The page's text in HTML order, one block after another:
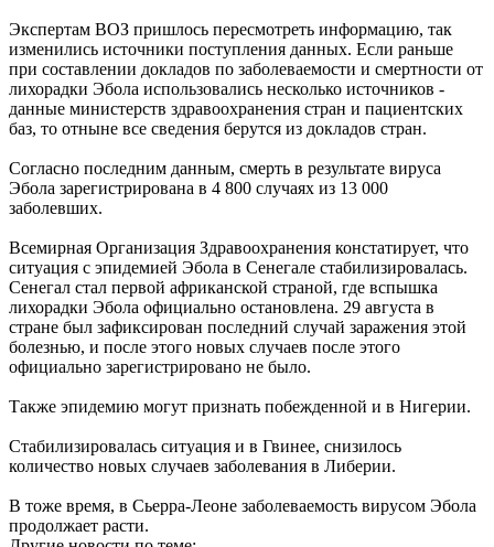
Экспертам ВОЗ пришлось пересмотреть информацию, так
изменились источники поступления данных. Если раньше
при составлении докладов по заболеваемости и смертности от
лихорадки Эбола использовались несколько источников -
данные министерств здравоохранения стран и пациентских
баз, то отныне все сведения берутся из докладов стран.
Согласно последним данным, смерть в результате вируса
Эбола зарегистрирована в 4 800 случаях из 13 000
заболевших.
Всемирная Организация Здравоохранения констатирует, что
ситуация с эпидемией Эбола в Сенегале стабилизировалась.
Сенегал стал первой африканской страной, где вспышка
лихорадки Эбола официально остановлена. 29 августа в
стране был зафиксирован последний случай заражения этой
болезнью, и после этого новых случаев после этого
официально зарегистрировано не было.
Также эпидемию могут признать побежденной и в Нигерии.
Стабилизировалась ситуация и в Гвинее, снизилось
количество новых случаев заболевания в Либерии.
В тоже время, в Сьерра-Леоне заболеваемость вирусом Эбола
продолжает расти.